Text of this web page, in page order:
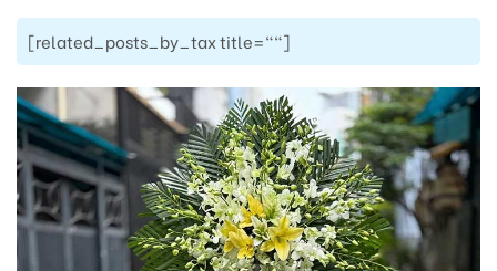
[related_posts_by_tax title=""]